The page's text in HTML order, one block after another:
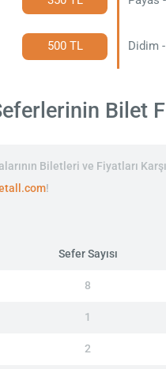
500 TL Didim
Bilet
Biletleri ve Fiyatları
!
Sefer Sayısı
8
1
2